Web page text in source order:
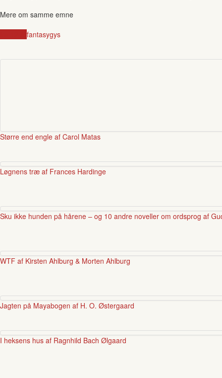
Mere om samme emne
fantasygys
Større end engle af Carol Matas
Løgnens træ af Frances Hardinge
Sku ikke hunden på hårene – og 10 andre noveller om ordsprog af
WTF af Kirsten Ahlburg & Morten Ahlburg
Jagten på Mayabogen af H. O. Østergaard
I heksens hus af Ragnhild Bach Ølgaard